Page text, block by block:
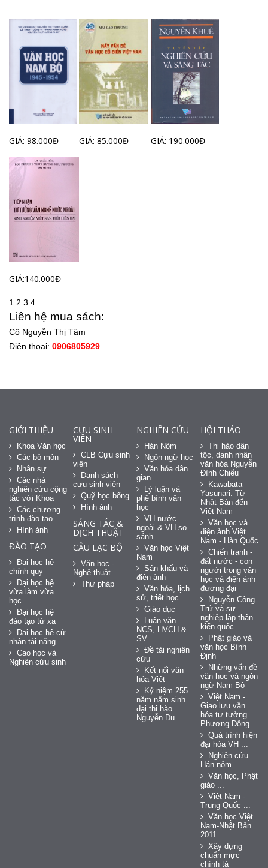
GIÁ: 98.000Đ GIÁ: 85.000Đ GIÁ: 190.000Đ
GIÁ:140.000Đ
1 2 3 4
Liên hệ mua sách:
Cô Nguyễn Thị Tâm
Điện thoại: 0906805929
GIỚI THIỆU
Khoa Văn học
Các bộ môn
Nhân sự
Các nhà
nghiên cứu cộng
tác với Khoa
Các chương
trình đào tạo
Hình ảnh
ĐÀO TẠO
Đại học hệ
chính quy
Đại học hệ
vừa làm vừa
học
Đại học hệ
đào tạo từ xa
Đại học hệ cử
nhân tài năng
Cao học và
Nghiên cứu sinh
CỰU SINH
VIÊN
CLB Cựu sinh
viên
Danh sách
cựu sinh viên
Quỹ học bổng
Hình ảnh
SÁNG TÁC &
DỊCH THUẬT
CÂU LẠC BỘ
Văn học -
Nghệ thuật
Thư pháp
NGHIÊN CỨU
Hán Nôm
Ngôn ngữ học
Văn hóa dân
gian
Lý luận và
phê bình văn
học
VH nước
ngoài & VH so
sánh
Văn học Việt
Nam
Sân khấu và
điện ảnh
Văn hóa, lịch
sử, triết học
Giáo dục
Luận văn
NCS, HVCH &
SV
Đề tài nghiên
cứu
Kết nối văn
hóa Việt
Kỷ niệm 255
năm năm sinh
đại thi hào
Nguyễn Du
HỘI THẢO
Thi hào dân
tộc, danh nhân
văn hóa Nguyễn
Đình Chiểu
Kawabata
Yasunari: Từ
Nhật Bản đến
Việt Nam
Văn học và
điện ảnh Việt
Nam - Hàn Quốc
Chiến tranh -
đất nước - con
người trong văn
học và điện ảnh
đương đại
Nguyễn Công
Trứ và sự
nghiệp lập thân
kiến quốc
Phật giáo và
văn học Bình
Định
Những vấn đề
văn học và ngôn
ngữ Nam Bộ
Việt Nam -
Giao lưu văn
hóa tư tưởng
Phương Đông
Quá trình hiện
đại hóa VH ...
Nghiên cứu
Hán nôm ...
Văn học, Phật
giáo ...
Việt Nam -
Trung Quốc ...
Văn học Việt
Nam-Nhật Bản
2011
Xây dựng
chuẩn mực
chính tả